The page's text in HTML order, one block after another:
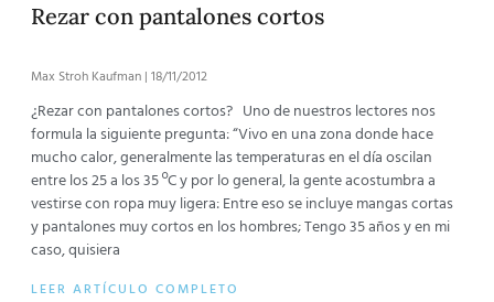
Rezar con pantalones cortos
Max Stroh Kaufman 18/11/2012
¿Rezar con pantalones cortos? Uno de nuestros lectores nos
formula la siguiente pregunta: “Vivo en una zona donde hace
mucho calor, generalmente las temperaturas en el día oscilan
entre los 25 a los 35 ºC y por lo general, la gente acostumbra a
vestirse con ropa muy ligera: Entre eso se incluye mangas cortas
y pantalones muy cortos en los hombres; Tengo 35 años y en mi
caso, quisiera
LEER ARTÍCULO COMPLETO